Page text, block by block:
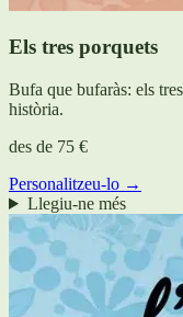
Els tres porquets
Bufa que bufaràs: els
història.
des de 75 €
Personalitzeu-lo →
Llegiu-ne més